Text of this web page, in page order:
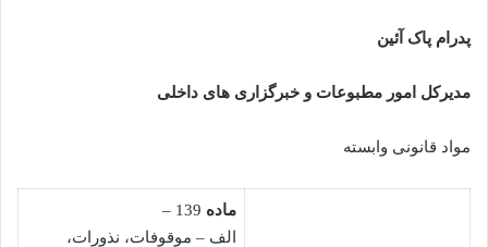
پدرام پاک آئین
مدیرکل امور مطبوعات و خبرگزاری های داخلی
مواد قانونی وابسته
ماده 139 –
الف – موقوفات، نذورات،